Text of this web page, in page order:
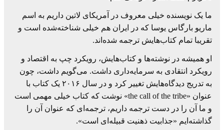
ما یک نویسنده خیلی معروف در آمریکای لاتین داریم به اسم
ماریو بارگاس یوسا که در ایران هم خیلی شناخته‌شده است و
تقریبا تمام کتاب‌هایش ترجمه شده‌اند.
او همیشه در نوشته‌ها و کتاب‌هایش، رویکرد چپ به اقتصاد و
رویکرد انتقادی به سرمایه‌داری داشت. می‌گویم داشت، چون
به تدریج دیدگاه‌هایش تغییر کرد و در سال ۲۰۱۶ یک کتاب با
عنوان «the call of the tribe» نوشت که کتاب خیلی مهمی است
و ما آن را در دست ترجمه داریم، ترجمه‌ای که عنوان آن را
گذاشته‌ایم «جذابیت ذهنیت قبیله‌ای است».